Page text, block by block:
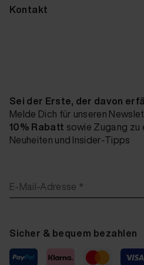
Kontakt
Sei der Erste, der davon
Melde Dich für unseren
10% Rabatt sowie Zugang zu
Neuheiten und Insider-Tipps
E-Mail-Adresse *
Sicher & bequem bezahlen